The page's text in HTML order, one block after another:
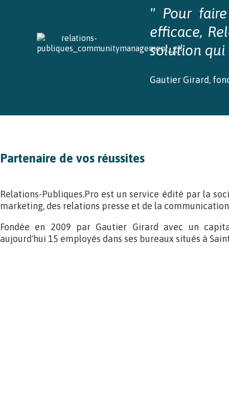
" Pour
efficace,
solution qui
Gautier Girard,
Partenaire de vos réussites
Relations-Publiques.Pro est un service édité par la
marketing, des relations presse et de la
Fondée en 2009 par Gautier Girard avec un
aujourd'hui 15 employés dans ses bureaux situés à